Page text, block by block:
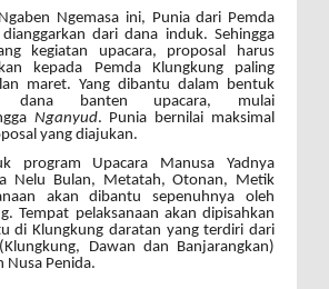
Ngemasa ini, Punia dari Pemda
dari dana induk. Sehingga
kegiatan upacara, proposal harus
kepada Pemda Klungkung paling
maret. Yang dibantu dalam bentuk
dana banten upacara, mulai
Nganyud. Punia bernilai maksimal
yang diajukan.
program Upacara Manusa Yadnya
Nelu Bulan, Metatah, Otonan, Metik
akan dibantu sepenuhnya oleh
Tempat pelaksanaan akan dipisahkan
di Klungkung daratan yang terdiri dari
Dawan dan Banjarangkan)
Nusa Penida.